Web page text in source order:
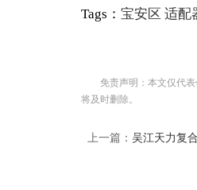
Tags： 宝安区 适配
免责声明：本文仅代
将及时删除。
上一篇： 吴江天力复